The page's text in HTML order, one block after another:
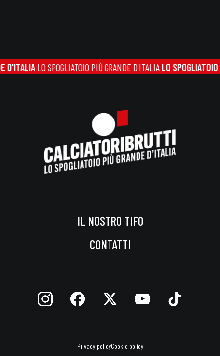
LO SPOGLIATOIO PIÙ GRANDE D'ITALIALO SPOGLIATOIO PIÙ
IL NOSTRO TIFO
CONTATTI
Privacy policyCookie policy